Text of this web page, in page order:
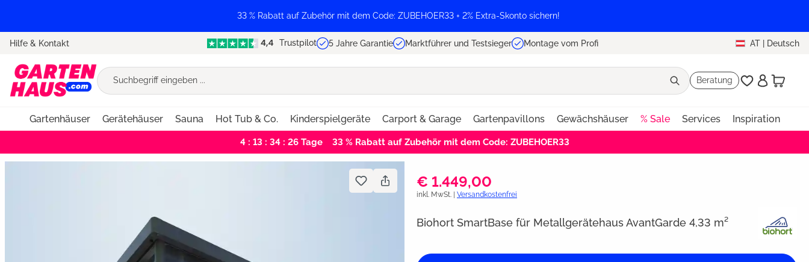
33 % Rabatt auf Zubehör mit dem Code: ZUBEHOER33 + 2% Extra-Skonto sichern!
Hilfe & Kontakt Trustpilot 5 Jahre Garantie Marktführer und Testsieger Montage vom Profi AT | Deutsch
Beratung
Gartenhäuser Gerätehäuser Sauna Hot Tub & Co. Kinderspielgeräte Carport & Garage Gartenpavillons Gewächshäuser % Sale Services Inspiration
4 : 13 : 34 : 25Tage 33 % Rabatt auf Zubehör mit dem Code: ZUBEHOER33
€ 1.449,00
inkl. MwSt. | Versandkostenfrei
Biohort SmartBase für Metallgerätehaus AvantGarde 4,33 m²